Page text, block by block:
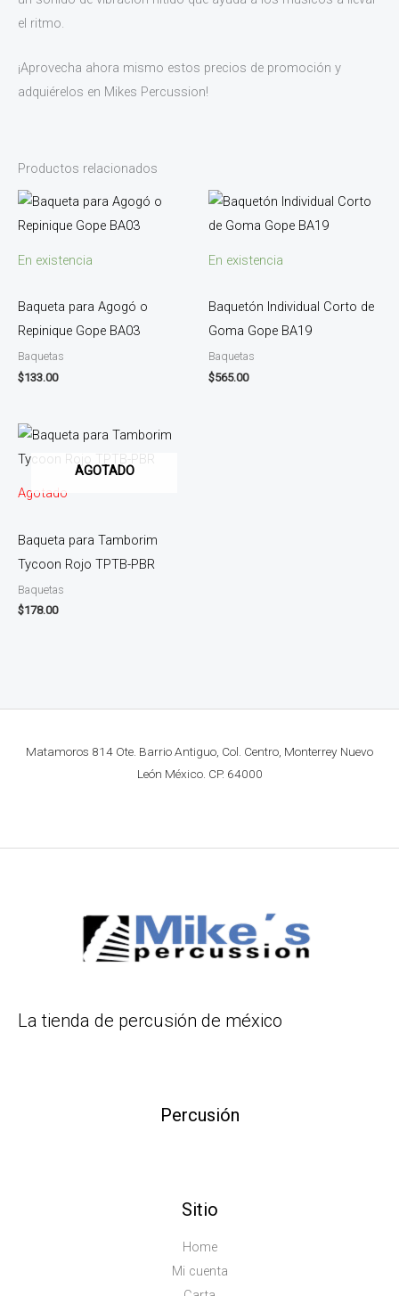
el ritmo.
¡Aprovecha ahora mismo estos precios de promoción y
adquiérelos en Mikes Percussion!
Productos relacionados
En existencia
Baqueta para Agogó o
Repinique Gope BA03
Baquetas
$133.00
En existencia
Baquetón Individual Corto de
Goma Gope BA19
Baquetas
$565.00
AGOTADO
Agotado
Baqueta para Tamborim
Tycoon Rojo TPTB-PBR
Baquetas
$178.00
Matamoros 814 Ote. Barrio Antiguo, Col. Centro, Monterrey Nuevo
León México. CP. 64000
La tienda de percusión de méxico
Percusión
Sitio
Home
Mi cuenta